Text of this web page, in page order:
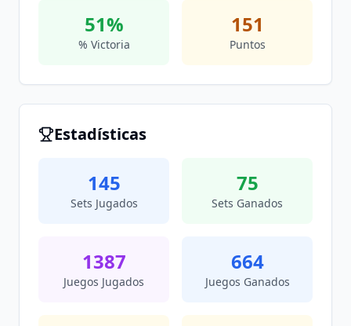
51%
% Victoria
151
Puntos
Estadísticas
145
Sets Jugados
75
Sets Ganados
1387
Juegos Jugados
664
Juegos Ganados